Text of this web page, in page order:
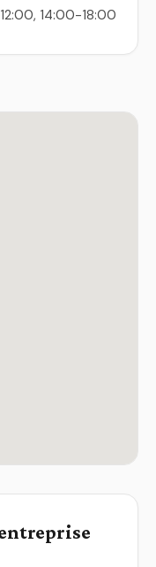
14:00-18:00